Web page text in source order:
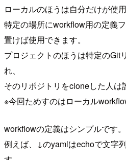
ローカルのほうは自分だけが使
特定の場所にworkflow用の定義
置けば使用できます。
プロジェクトのほうは特定のGit
れ、
そのリポジトリをcloneした人は
※今回ためすのはローカル
workflowの定義はシンプルです。
例えば、↓のyamlはechoで文字